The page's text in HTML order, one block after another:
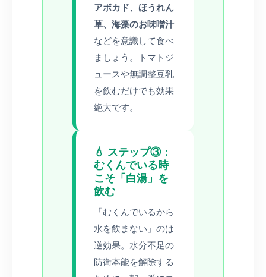
アボカド、ほうれん
草、海藻のお味噌汁
などを意識して食べ
ましょう。トマトジ
ュースや無調整豆乳
を飲むだけでも効果
絶大です。
💧 ステップ③：
むくんでいる時
こそ「白湯」を
飲む
「むくんでいるから
水を飲まない」のは
逆効果。水分不足の
防衛本能を解除する